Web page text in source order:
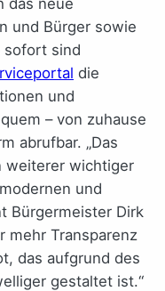
und Bürger sowie
sofort sind
die
und
– von zuhause
abrufbar. „Das
weiterer wichtiger
und
Bürgermeister Dirk
mehr Transparenz
das aufgrund des
gestaltet ist.“